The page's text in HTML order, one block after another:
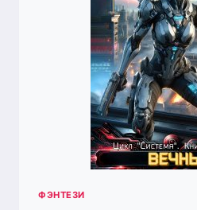
ФЭНТЕЗИ